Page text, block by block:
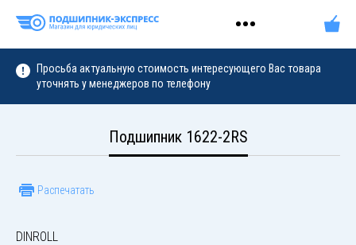
Просьба актуальную стоимость интересующего Вас товара
уточнять у менеджеров по телефону
Подшипник 1622-2RS
Распечатать
DINROLL